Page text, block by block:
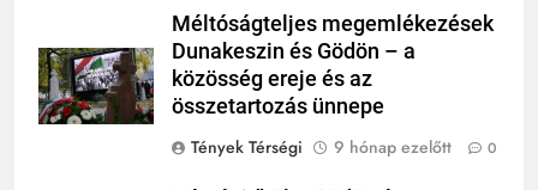
Méltóságteljes megemlékezések
Dunakeszin és Gödön – a
közösség ereje és az
összetartozás ünnepe
Tények Térségi
9 hónap ezelőtt 0